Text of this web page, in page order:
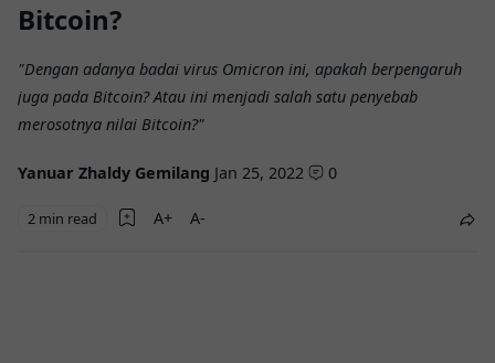
Bitcoin?
"Dengan adanya badai virus Omicron ini, apakah berpengaruh
juga pada Bitcoin? Atau ini menjadi salah satu penyebab
merosotnya nilai Bitcoin?"
Yanuar Zhaldy Gemilang Jan 25, 2022 0
2 min read